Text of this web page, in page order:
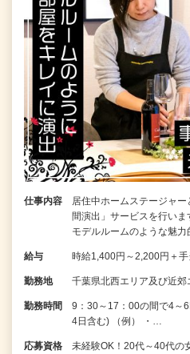
仕事内容
居住中ホームステージャ
間演出」サービスを行いま
モデルルームのような魅
給与 時給1,400円～2,200円＋手
勤務地 千葉県北西エリア及び近
勤務時間
9：30～17：00の間で4～
4日含む) （例） ・…
応募資格
未経験OK！20代～40代の